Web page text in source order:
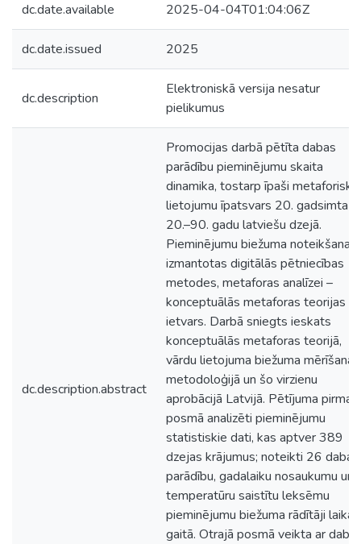
dc.date.available 2025-04-04T01:04:06Z
dc.date.issued 2025
dc.description
Elektroniskā versija nesatur
pielikumus
dc.description.abstract
Promocijas darbā pētīta dabas
parādību pieminējumu skaita
dinamika, tostarp īpaši metaforisko
lietojumu īpatsvars 20. gadsimta
20.–90. gadu latviešu dzejā.
Pieminējumu biežuma noteikšanai
izmantotas digitālās pētniecības
metodes, metaforas analīzei –
konceptuālās metaforas teorijas
ietvars. Darbā sniegts ieskats
konceptuālās metaforas teorijā,
vārdu lietojuma biežuma mērīšanas
metodoloģijā un šo virzienu
aprobācijā Latvijā. Pētījuma pirmajā
posmā analizēti pieminējumu
statistiskie dati, kas aptver 389
dzejas krājumus; noteikti 26 dabas
parādību, gadalaiku nosaukumu un
temperatūru saistītu leksēmu
pieminējumu biežuma rādītāji laika
gaitā. Otrajā posmā veikta ar